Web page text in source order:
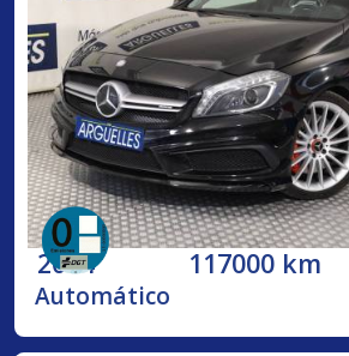
2014 117000 km
Automático